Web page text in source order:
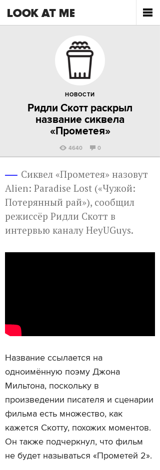
НОВОСТИ
Ридли Скотт раскрыл
название сиквела
«Прометея»
4640 0
Сиквел «Прометея» назовут
Alien: Paradise Lost («Чужой:
Потерянный рай»), сообщил
режиссёр Ридли Скотт в
интервью каналу HeyUGuys.
Название ссылается на
одноимённую поэму Джона
Мильтона, поскольку в
произведении писателя и сценарии
фильма есть множество, как
кажется Скотту, похожих моментов.
Он также подчеркнул, что фильм
не будет называться «Прометей 2».